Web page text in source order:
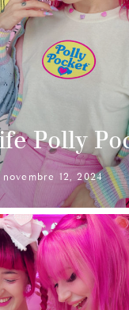
Polly
novembre 12, 2024